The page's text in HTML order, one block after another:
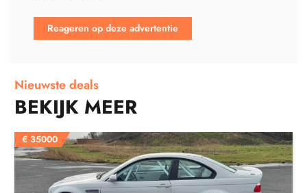
Reageren op deze advertentie
Nieuwste deals
BEKIJK MEER
€ 35000